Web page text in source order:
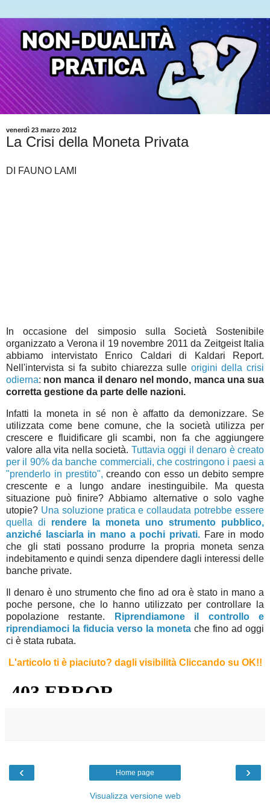
venerdì 23 marzo 2012
La Crisi della Moneta Privata
DI FAUNO LAMI
In occasione del simposio sulla Società Sostenibile
organizzato a Verona il 19 novembre 2011 da Zeitgeist Italia
abbiamo intervistato Enrico Caldari di Kaldari Report.
Nell'intervista si fa subito chiarezza sulle origini della crisi
odierna: non manca il denaro nel mondo, manca una sua
corretta gestione da parte delle nazioni.
Infatti la moneta in sé non è affatto da demonizzare. Se
utilizzata come bene comune, che la società utilizza per
crescere e fluidificare gli scambi, non fa che aggiungere
valore alla vita nella società. Tuttavia oggi il denaro è creato
per il 90% da banche commerciali, che costringono i paesi a
"prenderlo in prestito", creando con esso un debito sempre
crescente e a lungo andare inestinguibile. Ma questa
situazione può finire? Abbiamo alternative o solo vaghe
utopie? Una soluzione pratica e collaudata potrebbe essere
quella di rendere la moneta uno strumento pubblico,
anziché lasciarla in mano a pochi privati. Fare in modo
che gli stati possano produrre la propria moneta senza
indebitamento e quindi senza dipendere dagli interessi delle
banche private.
Il denaro è uno strumento che fino ad ora è stato in mano a
poche persone, che lo hanno utilizzato per controllare la
popolazione restante.
Riprendiamone il controllo e
riprendiamoci la fiducia verso la moneta che fino ad oggi
ci è stata rubata.
L'articolo ti è piaciuto? dagli visibilità Cliccando su OK!!
‹ ›
Home page
Visualizza versione web